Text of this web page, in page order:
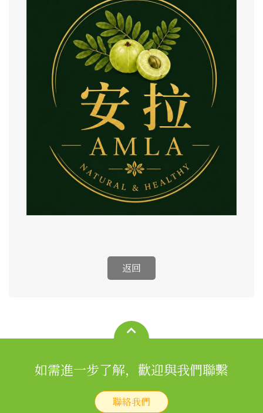
如需進一步了解，歡迎與我們聯繫
聯絡我們